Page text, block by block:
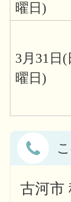
曜日)
3月31日(
曜日)
古河